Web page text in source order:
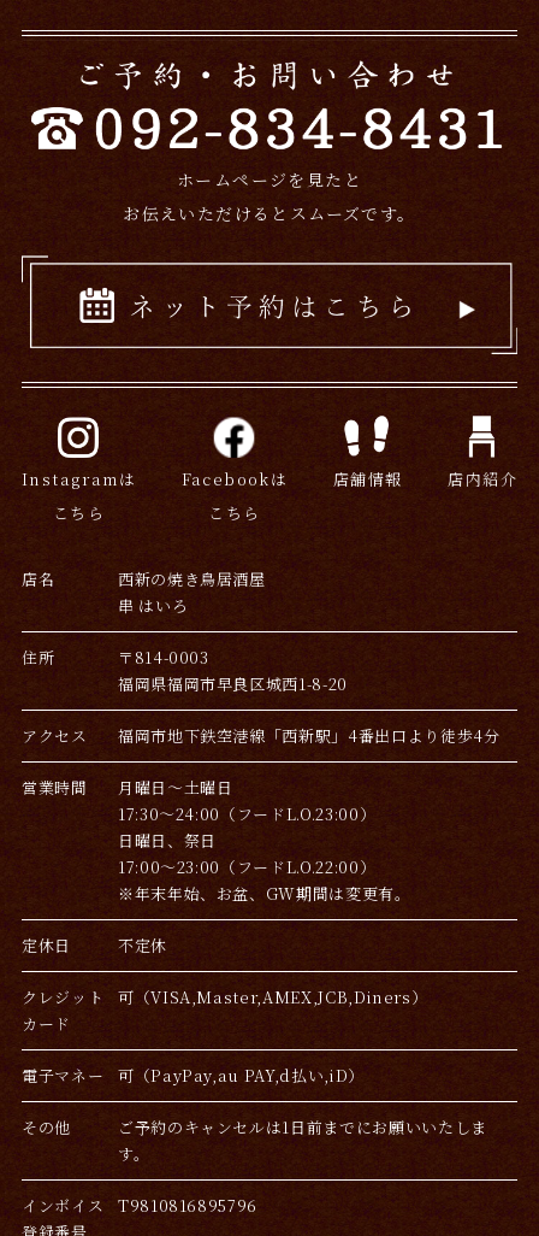
ホームページを見たと
お伝えいただけるとスムーズです。
Instagramは
こちら
Facebookは
こちら
店舗情報 店内紹介
店名
西新の焼き鳥居酒屋
串 はいろ
住所
〒814-0003
福岡県福岡市早良区城西1-8-20
アクセス 福岡市地下鉄空港線「西新駅」4番出口より徒歩4分
営業時間
月曜日〜土曜日
17:30〜24:00（フードL.O.23:00）
日曜日、祭日
17:00〜23:00（フードL.O.22:00）
※年末年始、お盆、GW期間は変更有。
定休日 不定休
クレジット
カード
可（VISA,Master,AMEX,JCB,Diners）
電子マネー 可（PayPay,au PAY,d払い,iD）
その他
ご予約のキャンセルは1日前までにお願いいたしま
す。
インボイス
T9810816895796